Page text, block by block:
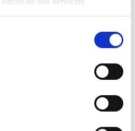
y banners
pancartas y banners.